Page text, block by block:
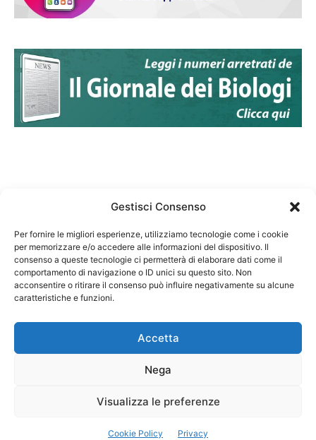
Gestisci Consenso
Per fornire le migliori esperienze, utilizziamo tecnologie come i cookie
per memorizzare e/o accedere alle informazioni del dispositivo. Il
consenso a queste tecnologie ci permetterà di elaborare dati come il
comportamento di navigazione o ID unici su questo sito. Non
acconsentire o ritirare il consenso può influire negativamente su alcune
caratteristiche e funzioni.
Accetta
Nega
Visualizza le preferenze
Cookie Policy Privacy
Federazione Nazionale Degli Ordini dei Biologi:
codice fiscale 80069130583
Responsabile sito internet www.fnob.it: Vincenzo
Privacy Policy Cookie Policy
Rights Reserved.